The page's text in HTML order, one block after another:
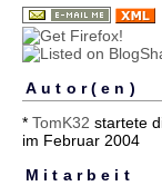
Autor(en)
* TomK32 startete
im Februar 2004
Mitarbeit